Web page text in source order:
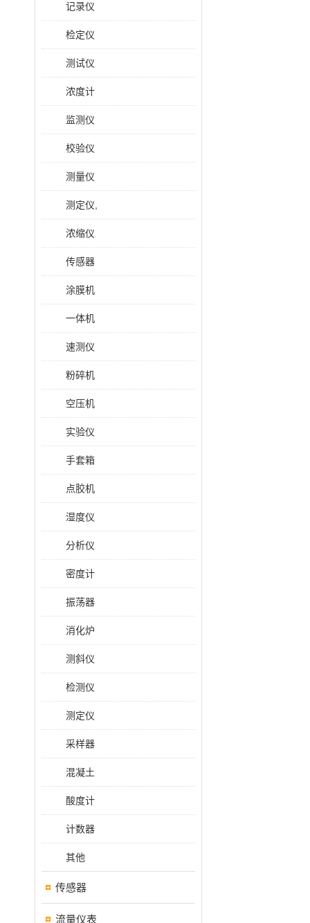
记录仪
检定仪
测试仪
浓度计
监测仪
校验仪
测量仪
测定仪,
浓缩仪
传感器
涂膜机
一体机
速测仪
粉碎机
空压机
实验仪
手套箱
点胶机
湿度仪
分析仪
密度计
振荡器
消化炉
测斜仪
检测仪
测定仪
采样器
混凝土
酸度计
计数器
其他
传感器
流量仪表